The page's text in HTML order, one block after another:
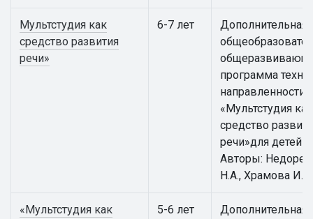
Мультстудия как
средство развития
речи»
6-7 лет
Дополнительная
программа
направленности
«Мультстудия как
средство
речи»для детей 6
Авторы:
Н.А., Храмова И.К.
«Мультстудия как
5-6 лет
Дополнительная